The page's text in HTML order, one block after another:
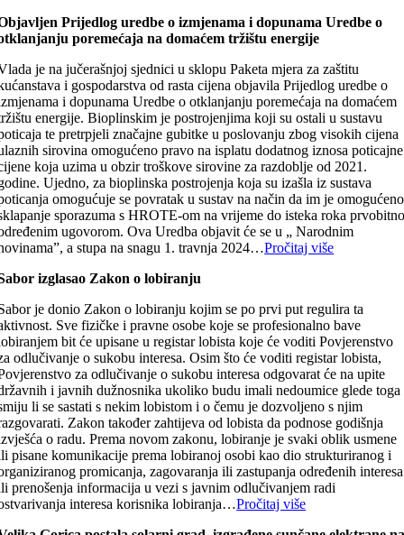
Prijedlog uredbe o izmjenama i dopunama Uredbe o
poremećaja na domaćem tržištu energije
je na jučerašnjoj sjednici u sklopu Paketa mjera za zaštitu
i gospodarstva od rasta cijena objavila Prijedlog uredbe o
i dopunama Uredbe o otklanjanju poremećaja na domaćem
energije. Bioplinskim je postrojenjima koji su ostali u sustavu
te pretrpjeli značajne gubitke u poslovanju zbog visokih cijena
sirovina omogućeno pravo na isplatu dodatnog iznosa poticajne
koja uzima u obzir troškove sirovine za razdoblje od 2021.
Ujedno, za bioplinska postrojenja koja su izašla iz sustava
omogućuje se povratak u sustav na način da im je omogućeno
sporazuma s HROTE-om na vrijeme do isteka roka
ugovorom. Ova Uredba objavit će se u „ Narodnim
a stupa na snagu 1. travnja 2024…Pročitaj više
izglasao Zakon o lobiranju
je donio Zakon o lobiranju kojim se po prvi put regulira ta
Sve fizičke i pravne osobe koje se profesionalno bave
bit će upisane u registar lobista koje će voditi Povjerenstvo
odlučivanje o sukobu interesa. Osim što će voditi registar lobista,
za odlučivanje o sukobu interesa odgovarat će na upite
i javnih dužnosnika ukoliko budu imali nedoumice glede toga
li se sastati s nekim lobistom i o čemu je dozvoljeno s njim
Zakon također zahtijeva od lobista da podnose godišnja
o radu. Prema novom zakonu, lobiranje je svaki oblik usmene
pisane komunikacije prema lobiranoj osobi kao dio strukturiranog i
promicanja, zagovaranja ili zastupanja određenih interesa
prenošenja informacija u vezi s javnim odlučivanjem radi
interesa korisnika lobiranja…Pročitaj više